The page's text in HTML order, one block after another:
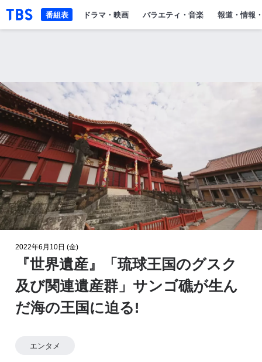
「TBSテレビ」トップページ
ドラマ・映画 バラエティ・音楽 報道・情報
番組表
2022年6月10日 (金)
『世界遺産』「琉球王国のグスク
及び関連遺産群」サンゴ礁が生ん
だ海の王国に迫る!
エンタメ